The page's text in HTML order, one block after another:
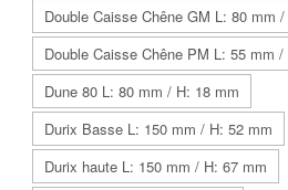
Double Caisse Chêne GM L: 80 mm
Double Caisse Chêne PM L: 55 mm
Dune 80 L: 80 mm / H: 18 mm
Durix Basse L: 150 mm / H: 52 mm
Durix haute L: 150 mm / H: 67 mm